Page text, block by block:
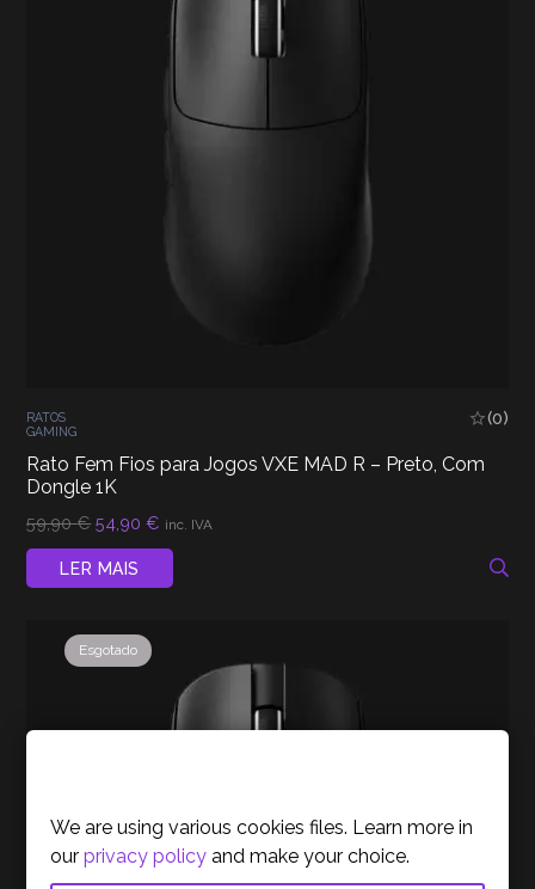
RATOS
GAMING
(0)
Rato Fem Fios para Jogos VXE MAD R – Preto, Com
Dongle 1K
59,90€ O
original
54,90€ O
é:
inc. IVA
LER MAIS
Esgotado
We are using various cookies files. Learn more in
ourprivacy policy and make your choice.